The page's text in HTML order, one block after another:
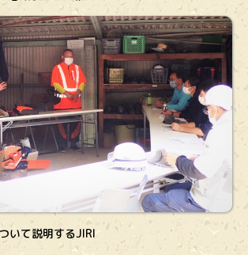
いて説明するJIRI